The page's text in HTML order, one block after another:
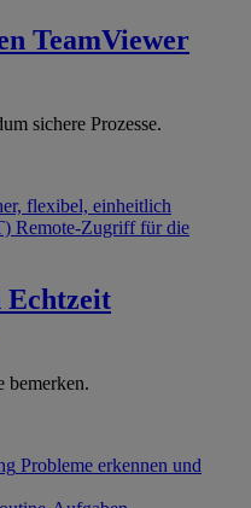
TeamViewer
sichere Prozesse.
flexibel, einheitlich
Remote-Zugriff für die
Echtzeit
bemerken.
Probleme erkennen und